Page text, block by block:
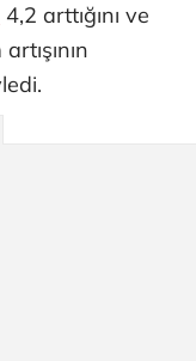
4,2 arttığını ve